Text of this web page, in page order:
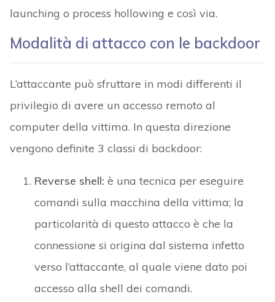
launching o process hollowing e così via.
Modalità di attacco con le backdoor
L’attaccante può sfruttare in modi differenti il
privilegio di avere un accesso remoto al
computer della vittima. In questa direzione
vengono definite 3 classi di backdoor:
Reverse shell: è una tecnica per eseguire
comandi sulla macchina della vittima; la
particolarità di questo attacco è che la
connessione si origina dal sistema infetto
verso l’attaccante, al quale viene dato poi
accesso alla shell dei comandi.